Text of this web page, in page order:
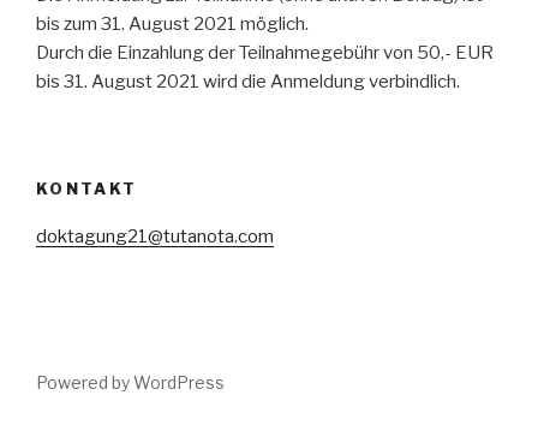
bis zum 31. August 2021 möglich.
Durch die Einzahlung der Teilnahmegebühr von 50,- EUR
bis 31. August 2021 wird die Anmeldung verbindlich.
KONTAKT
doktagung21@tutanota.com
Powered by WordPress